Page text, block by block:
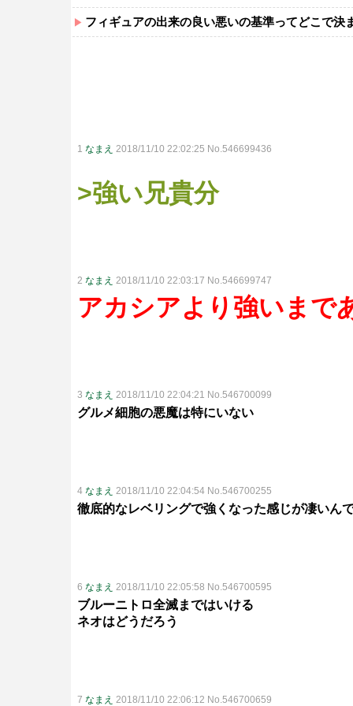
フィギュアの出来の良い悪いの基準ってどこで決
1 なまえ 2018/11/10 22:02:25 No.546699436
>強い兄貴分
2 なまえ 2018/11/10 22:03:17 No.546699747
アカシアより強いまで
3 なまえ 2018/11/10 22:04:21 No.546700099
グルメ細胞の悪魔は特にいない
4 なまえ 2018/11/10 22:04:54 No.546700255
徹底的なレベリングで強くなった感じが凄いん
6 なまえ 2018/11/10 22:05:58 No.546700595
ブルーニトロ全滅まではいける
ネオはどうだろう
7 なまえ 2018/11/10 22:06:12 No.546700659